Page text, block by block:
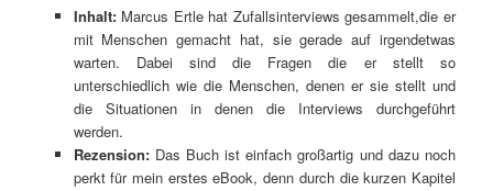
Inhalt: Marcus Ertle hat Zufallsinterviews gesammelt,die er
mit Menschen gemacht hat, sie gerade auf irgendetwas
warten. Dabei sind die Fragen die er stellt so
unterschiedlich wie die Menschen, denen er sie stellt und
die Situationen in denen die Interviews durchgeführt
werden.
Rezension: Das Buch ist einfach großartig und dazu noch
perkt für mein erstes eBook, denn durch die kurzen Kapitel